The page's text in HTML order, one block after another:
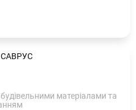
матеріалами та